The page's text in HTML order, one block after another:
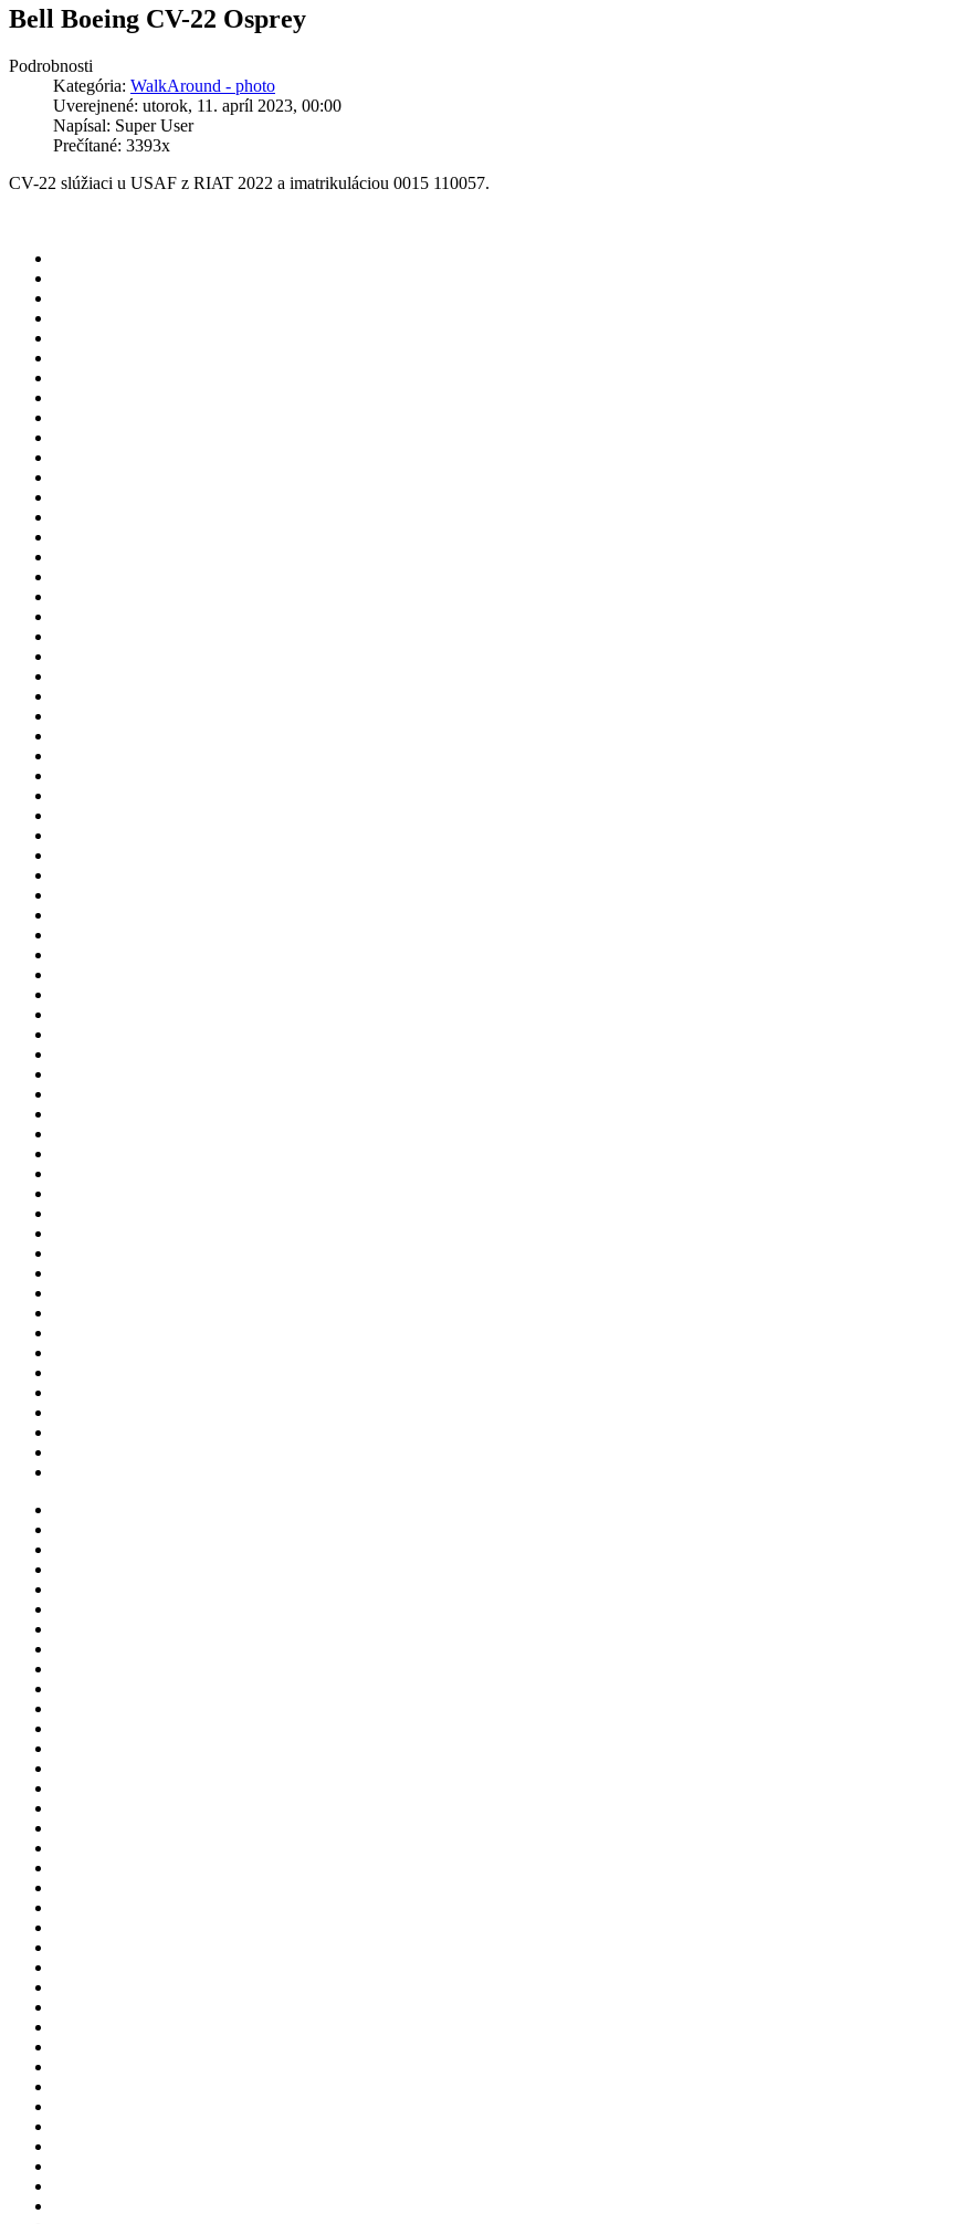
Bell Boeing CV-22 Osprey
Podrobnosti
Kategória: WalkAround - photo
Uverejnené: utorok, 11. apríl 2023, 00:00
Napísal: Super User
Prečítané: 3393x
CV-22 slúžiaci u USAF z RIAT 2022 a imatrikuláciou 0015 110057.